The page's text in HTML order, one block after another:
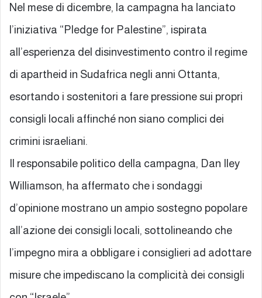
Nel mese di dicembre, la campagna ha lanciato
l’iniziativa “Pledge for Palestine”, ispirata
all’esperienza del disinvestimento contro il regime
di apartheid in Sudafrica negli anni Ottanta,
esortando i sostenitori a fare pressione sui propri
consigli locali affinché non siano complici dei
crimini israeliani.
Il responsabile politico della campagna, Dan Iley
Williamson, ha affermato che i sondaggi
d’opinione mostrano un ampio sostegno popolare
all’azione dei consigli locali, sottolineando che
l’impegno mira a obbligare i consiglieri ad adottare
misure che impediscano la complicità dei consigli